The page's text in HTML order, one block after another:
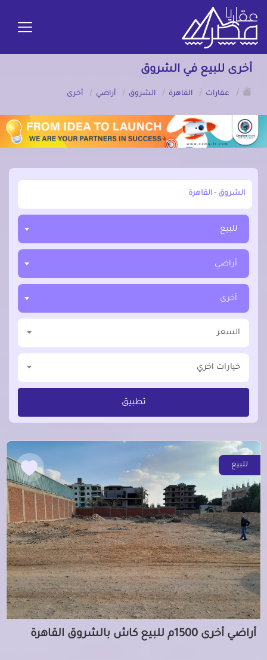
أخرى للبيع في الشروق
/
عقارات / القاهرة / الشروق / أراضي / أخرى
أبحث عن مدينة, محافظة, حي
للبيع
أراضي
أخرى
السعر
خيارات اخري
تطبيق
للبيع
أراضي أخرى 1500م للبيع كاش بالشروق القاهرة